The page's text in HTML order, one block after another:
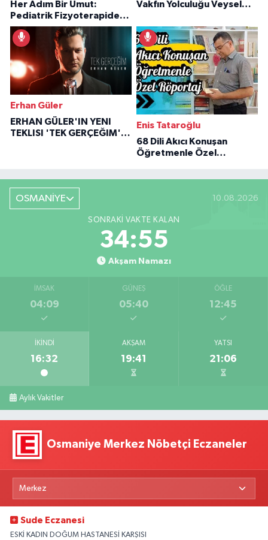
Her Adım Bir Umut:
Pediatrik Fizyoterapiden
İlham Veren Hikâyeler
Vakfın Yolculuğu Veysel
Erhan Güler
ERHAN GÜLER'IN YENI
TEKLISI 'TEK GERÇEĞIM'LE
Enis Tataroğlu
68 Dili Akıcı Konuşan
Öğretmenle Özel
OSMANİYE 10.08.2026
SONRAKI VAKTE KALAN
34:54
Akşam Namazı
İMSAK
04:09
GÜNEŞ
05:40
ÖĞLE
12:45
İKINDI
16:32
AKŞAM
19:41
YATSI
21:06
Aylık Vakitler
Osmaniye Merkez Nöbetçi Eczaneler
Sude Eczanesi
ESKİ KADIN DOĞUM HASTANESİ KARŞISI